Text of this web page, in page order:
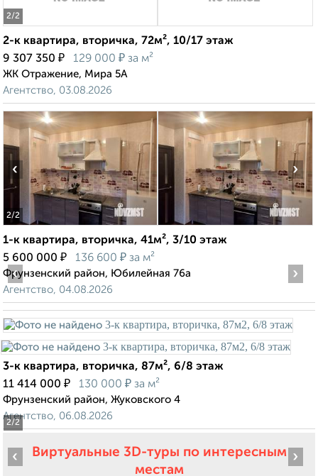
2/2
2-к квартира, вторичка, 72м², 10/17 этаж
9 307 350 ₽ 129 000 ₽ за м²
ЖК Отражение, Мира 5А
Агентство, 03.08.2026
2/2
‹ ›
1-к квартира, вторичка, 41м², 3/10 этаж
5 600 000 ₽ 136 600 ₽ за м²
Фрунзенский район, Юбилейная 76а
Агентство, 04.08.2026
2/2
‹ ›
3-к квартира, вторичка, 87м², 6/8 этаж
11 414 000 ₽ 130 000 ₽ за м²
Фрунзенский район, Жуковского 4
Агентство, 06.08.2026
Виртуальные 3D-туры по интересным
местам
‹ ›